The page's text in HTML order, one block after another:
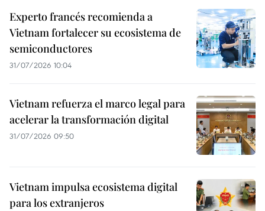
Experto francés recomienda a
Vietnam fortalecer su ecosistema de
semiconductores
31/07/2026 10:04
Vietnam refuerza el marco legal para
acelerar la transformación digital
31/07/2026 09:50
Vietnam impulsa ecosistema digital
para los extranjeros